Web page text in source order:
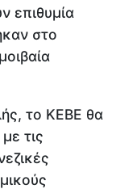
επιθυμία
στο
το ΚΕΒΕ θα
τις